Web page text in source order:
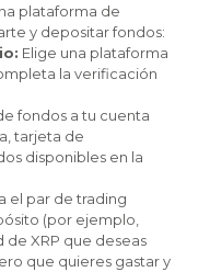
plataforma de
y depositar fondos:
Elige una plataforma
la verificación
fondos a tu cuenta
tarjeta de
disponibles en la
el par de trading
(por ejemplo,
de XRP que deseas
que quieres gastar y